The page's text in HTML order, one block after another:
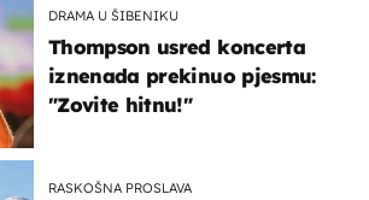
DRAMA U ŠIBENIKU
Thompson usred koncerta
iznenada prekinuo pjesmu:
"Zovite hitnu!"
RASKOŠNA PROSLAVA